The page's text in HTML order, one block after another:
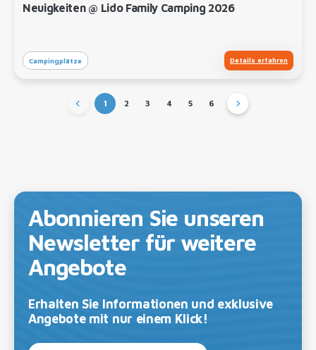
Neuigkeiten @ Lido Family Camping 2026
Campingplätze Details erfahren
1 2 3 4 5 6
Abonnieren Sie unseren
Newsletter für weitere
Angebote
Erhalten Sie Informationen und exklusive
Angebote mit nur einem Klick!